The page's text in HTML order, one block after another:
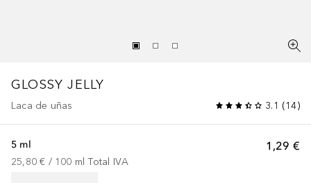
GLOSSY JELLY
Laca de uñas 3.1 (14)
1,29 €
5 ml
25,80 € / 100 ml Total IVA